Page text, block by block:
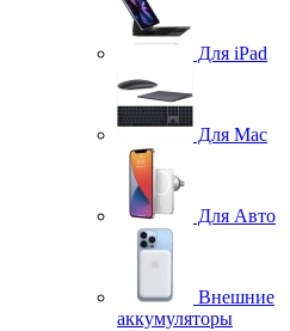
Для iPad
Для Mac
Для Авто
Внешние
аккумуляторы